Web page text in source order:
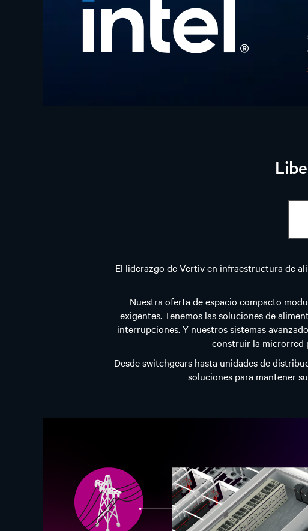
El liderazgo de Vertiv en infraestructura de
Nuestra oferta de espacio compacto
exigentes. Tenemos las soluciones de
interrupciones. Y nuestros sistemas
construir la microrred
Desde switchgears hasta unidades de
soluciones para mantener